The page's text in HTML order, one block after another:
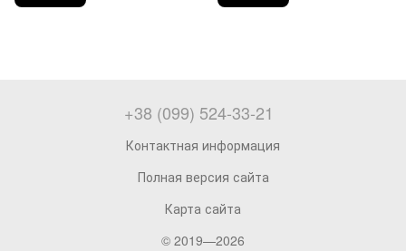
+38 (099) 524-33-21
Контактная информация
Полная версия сайта
Карта сайта
© 2019—2026